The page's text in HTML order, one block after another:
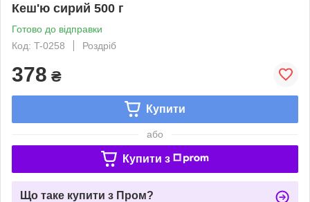
Кеш'ю сирий 500 г
Готово до відправки
Код: T-0258
Роздріб
378 ₴
Купити
або
Купити з
Що таке купити з Пром?